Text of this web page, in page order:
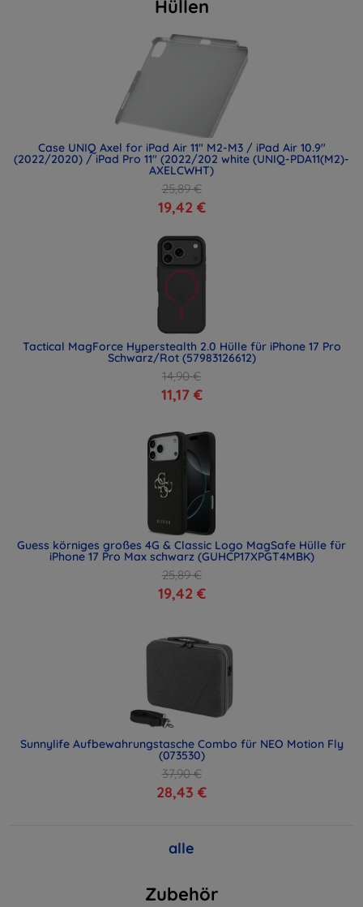
Hüllen
Case UNIQ Axel for iPad Air 11" M2-M3 / iPad Air 10.9"
(2022/2020) / iPad Pro 11" (2022/202 white (UNIQ-PDA11(M2)-
AXELCWHT)
25,89 €
19,42 €
Tactical MagForce Hyperstealth 2.0 Hülle für iPhone 17 Pro
Schwarz/Rot (57983126612)
14,90 €
11,17 €
Guess körniges großes 4G & Classic Logo MagSafe Hülle für
iPhone 17 Pro Max schwarz (GUHCP17XPGT4MBK)
25,89 €
19,42 €
Sunnylife Aufbewahrungstasche Combo für NEO Motion Fly
(073530)
37,90 €
28,43 €
alle
Zubehör